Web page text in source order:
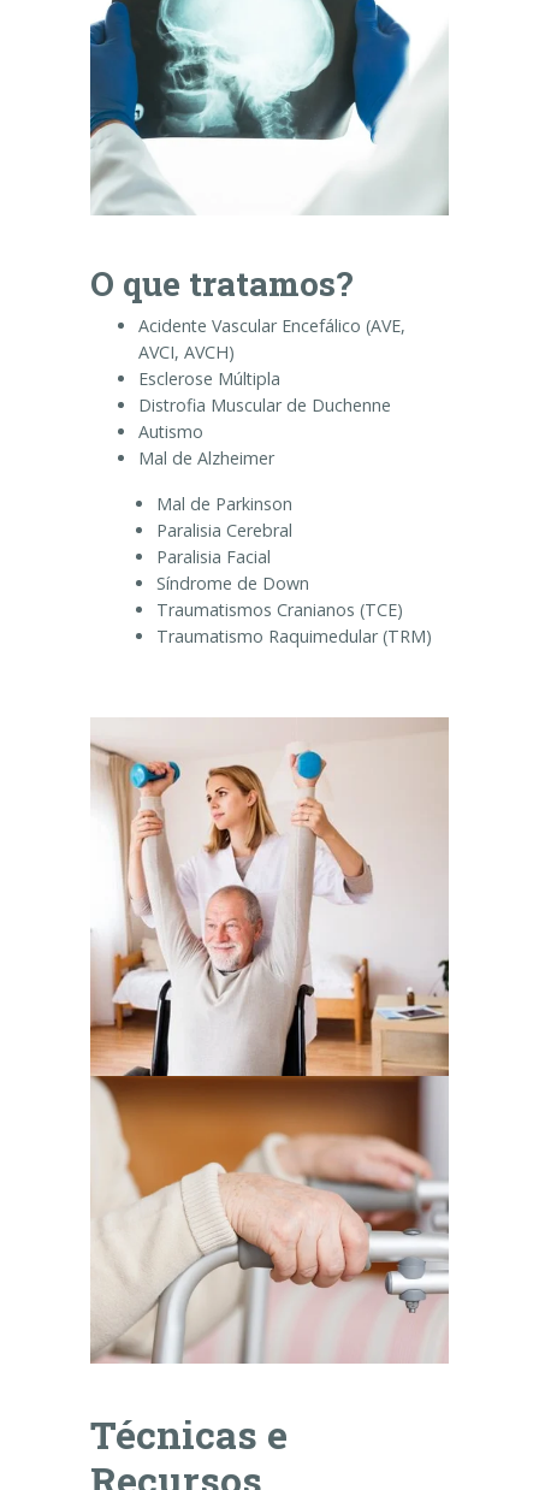
O que tratamos?
Acidente Vascular Encefálico (AVE,
AVCI, AVCH)
Esclerose Múltipla
Distrofia Muscular de Duchenne
Autismo
Mal de Alzheimer
Mal de Parkinson
Paralisia Cerebral
Paralisia Facial
Síndrome de Down
Traumatismos Cranianos (TCE)
Traumatismo Raquimedular (TRM)
Técnicas e